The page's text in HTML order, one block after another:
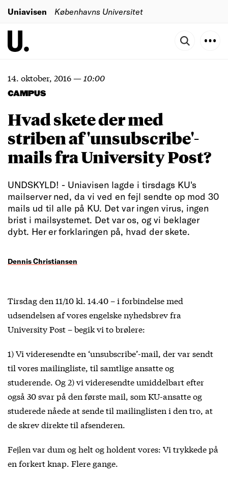
Uniavisen Københavns Universitet
14. oktober, 2016— 10:00
CAMPUS
Hvad skete der med
striben af 'unsubscribe'-
mails fra University Post?
UNDSKYLD! - Uniavisen lagde i tirsdags KU's
mailserver ned, da vi ved en fejl sendte op mod 30
mails ud til alle på KU. Det var ingen virus, ingen
brist i mailsystemet. Det var os, og vi beklager
dybt. Her er forklaringen på, hvad der skete.
Dennis Christiansen
Tirsdag den 11/10 kl. 14.40 – i forbindelse med
udsendelsen af vores engelske nyhedsbrev fra
University Post – begik vi to brølere:
1) Vi videresendte en ‘unsubscribe’-mail, der var sendt
til vores mailingliste, til samtlige ansatte og
studerende. Og 2) vi videresendte umiddelbart efter
også 30 svar på den første mail, som KU-ansatte og
studerede nåede at sende til mailinglisten i den tro, at
de skrev direkte til afsenderen.
Fejlen var dum og helt og holdent vores: Vi trykkede på
en forkert knap. Flere gange.